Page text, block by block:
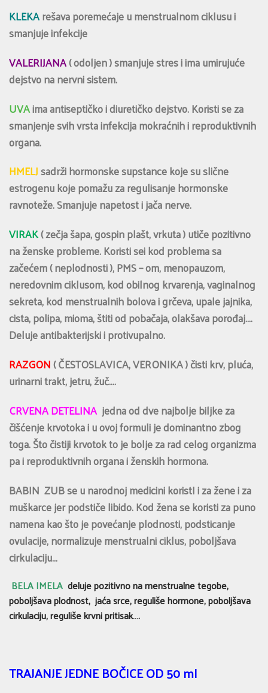
KLEKArešava poremećaje u menstrualnom ciklusu i
smanjuje infekcije
VALERIJANA( odoljen ) smanjuje stres i ima umirujuće
dejstvo na nervni sistem.
UVAima antiseptičko i diuretičko dejstvo. Koristi se za
smanjenje svih vrsta infekcija mokraćnih i reproduktivnih
organa.
HMELJsadrži hormonske supstance koje su slične
estrogenu koje pomažu za regulisanje hormonske
ravnoteže. Smanjuje napetost i jača nerve.
VIRAK( zečja šapa, gospin plašt, vrkuta ) utiče pozitivno
na ženske probleme. Koristi sei kod problema sa
začećem ( neplodnosti ), PMS – om, menopauzom,
neredovnim ciklusom, kod obilnog krvarenja, vaginalnog
sekreta, kod menstrualnih bolova i grčeva, upale jajnika,
cista, polipa, mioma, štiti od pobačaja, olakšava porođaj….
Deluje antibakterijski i protivupalno.
RAZGON( ČESTOSLAVICA, VERONIKA ) čisti krv, pluća,
urinarni trakt, jetru, žuč….
CRVENA DETELINAjedna od dve najbolje biljke za
čišćenje krvotoka i u ovoj formuli je dominantno zbog
toga. Što čistiji krvotok to je bolje za rad celog organizma
pa i reproduktivnih organa i ženskih hormona.
BABIN ZUB se u narodnoj medicini koristI i za žene i za
muškarce jer podstiče libido. Kod žena se koristi za puno
namena kao što je povećanje plodnosti, podsticanje
ovulacije, normalizuje menstrualni ciklus, poboljšava
cirkulaciju…
BELA IMELA deluje pozitivno na menstrualne tegobe,
poboljšava plodnost, jaća srce, reguliše hormone, poboljšava
cirkulaciju, reguliše krvni pritisak….
TRAJANJE JEDNE BOČICE OD 50 ml